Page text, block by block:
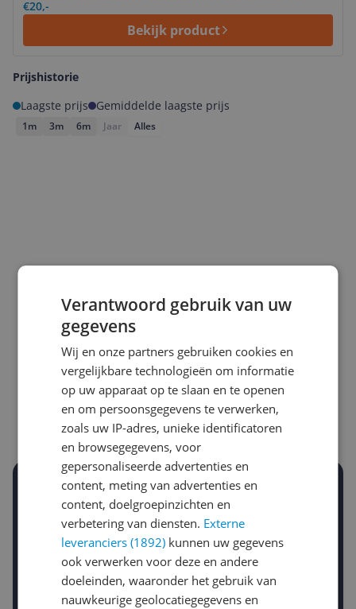
€20,-
Bekijk product
Prijshistorie
Laagste prijs
Gemiddelde laagste prijs
1m 3m 6m Jaar Alles
Laagste prijs ooit
€ 183,00
Hoogste prijs ooit
€ 229,00
Goedkoopste nu
€ 217,00
Laatste prijsupdate
10-08-2026
Stel een alert in en mis geen prijsdaling
Krijg een seintje zodra de prijs zakt
Jouw e-mailadres
Gewenste daling of bedrag
Gewenste prijs
Verantwoord gebruik van uw
gegevens
Wij en onze partners gebruiken cookies en
vergelijkbare technologieën om informatie
op uw apparaat op te slaan en te openen
en om persoonsgegevens te verwerken,
zoals uw IP-adres, unieke identificatoren
en browsegegevens, voor
gepersonaliseerde advertenties en
content, meting van advertenties en
content, doelgroepinzichten en
verbetering van diensten. Externe
leveranciers (1892) kunnen uw gegevens
ook verwerken voor deze en andere
doeleinden, waaronder het gebruik van
nauwkeurige geolocatiegegevens en